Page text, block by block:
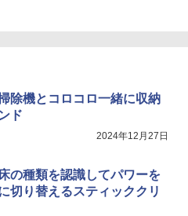
除機とコロコロ一緒に収納
ド
2024年12月27日
の種類を認識してパワーを
切り替えるスティッククリ